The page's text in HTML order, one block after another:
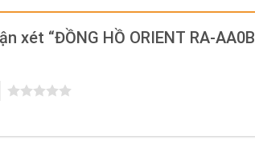
xét “ĐỒNG HỒ ORIENT RA-